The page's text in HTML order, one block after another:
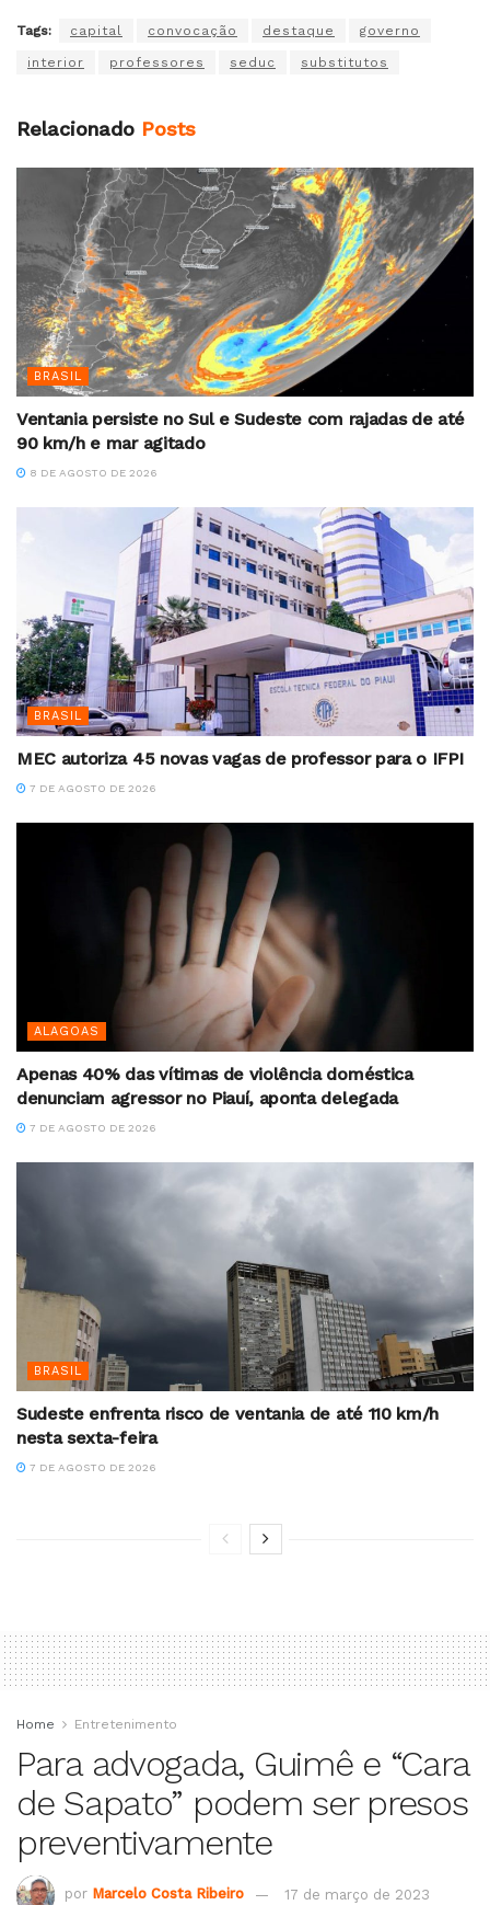
Tags: capital convocação destaque governo
interior professores seduc substitutos
Relacionado Posts
BRASIL
Ventania persiste no Sul e Sudeste com rajadas de até
90 km/h e mar agitado
8 DE AGOSTO DE 2026
BRASIL
MEC autoriza 45 novas vagas de professor para o IFPI
7 DE AGOSTO DE 2026
ALAGOAS
Apenas 40% das vítimas de violência doméstica
denunciam agressor no Piauí, aponta delegada
7 DE AGOSTO DE 2026
BRASIL
Sudeste enfrenta risco de ventania de até 110 km/h
nesta sexta-feira
7 DE AGOSTO DE 2026
Home Entretenimento
Para advogada, Guimê e “Cara
de Sapato” podem ser presos
preventivamente
por Marcelo Costa Ribeiro 17 de março de 2023